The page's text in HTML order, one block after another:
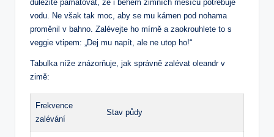
důležité pamatovat, že i během zimních měsíců potřebuje
vodu.⁤ Ne však tak moc, aby se mu kámen‌ pod ⁢nohama
proměnil v bahno. Zalévejte ho⁤ mírně a zaokrouhlete to ‌s
veggie ⁢vtipem: „Dej mu napít, ⁣ale ne utop ho!“
Tabulka níže znázorňuje,⁣ jak⁢ správně zalévat oleandr v
zimě:
Frekvence
zalévání
Stav ​půdy